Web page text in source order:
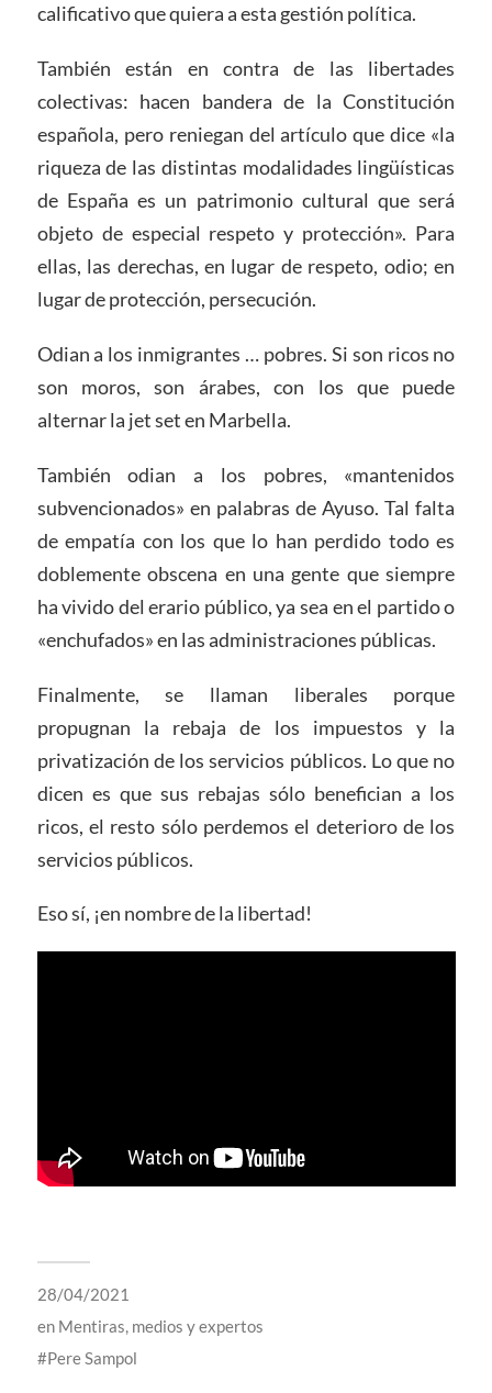
calificativo que quiera a esta gestión política.
También están en contra de las libertades
colectivas: hacen bandera de la Constitución
española, pero reniegan del artículo que dice «la
riqueza de las distintas modalidades lingüísticas
de España es un patrimonio cultural que será
objeto de especial respeto y protección». Para
ellas, las derechas, en lugar de respeto, odio; en
lugar de protección, persecución.
Odian a los inmigrantes … pobres. Si son ricos no
son moros, son árabes, con los que puede
alternar la jet set en Marbella.
También odian a los pobres, «mantenidos
subvencionados» en palabras de Ayuso. Tal falta
de empatía con los que lo han perdido todo es
doblemente obscena en una gente que siempre
ha vivido del erario público, ya sea en el partido o
«enchufados» en las administraciones públicas.
Finalmente, se llaman liberales porque
propugnan la rebaja de los impuestos y la
privatización de los servicios públicos. Lo que no
dicen es que sus rebajas sólo benefician a los
ricos, el resto sólo perdemos el deterioro de los
servicios públicos.
Eso sí, ¡en nombre de la libertad!
28/04/2021
en Mentiras, medios y expertos
Pere Sampol